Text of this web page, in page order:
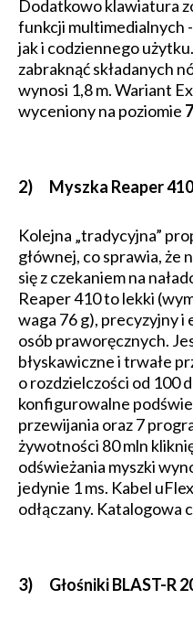
Dodatkowo klawiatura
funkcji multimedialnych
jak i codziennego
zabraknąć składanych
wynosi 1,8 m. Wariant
wyceniony na poziomie
2) Myszka Reaper 410
Kolejna „tradycyjna”
głównej, co sprawia, że
się z czekaniem na
Reaper 410 to lekki
waga 76 g), precyzyjny i
osób praworęcznych.
błyskawiczne i trwałe
o rozdzielczości od 100
konfigurowalne
przewijania oraz 7
żywotności 80 mln
odświeżania myszki
jedynie 1 ms. Kabel
odłączany. Katalogowa
3) Głośniki BLAST-R